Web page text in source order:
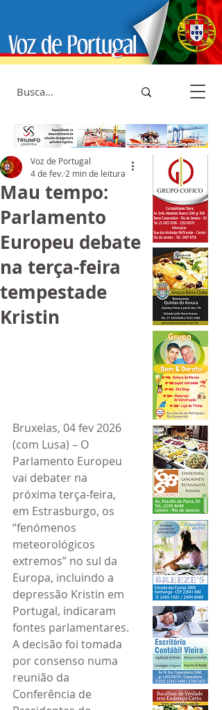
Mau tempo:
Parlamento
Europeu debate
na terça-feira
tempestade
Kristin
Voz de Portugal
4 de fev. 2 min de leitura
Bruxelas, 04 fev 2026
(com Lusa) – O
Parlamento Europeu
vai debater na
próxima terça-feira,
em Estrasburgo, os
“fenómenos
meteorológicos
extremos” no sul da
Europa, incluindo a
depressão Kristin em
Portugal, indicaram
fontes parlamentares.
A decisão foi tomada
por consenso numa
reunião da
Conferência de